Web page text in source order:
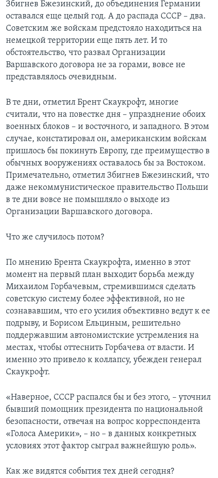
Збигнев Бжезинский, до объединения Германии
оставался еще целый год. А до распада СССР – два.
Советским же войскам предстояло находиться на
немецкой территории еще пять лет. И то
обстоятельство, что развал Организации
Варшавского договора не за горами, вовсе не
представлялось очевидным.
В те дни, отметил Брент Скаукрофт, многие
считали, что на повестке дня – упразднение обоих
военных блоков – и восточного, и западного. В этом
случае, констатировал он, американским войскам
пришлось бы покинуть Европу, где преимущество в
обычных вооружениях оставалось бы за Востоком.
Примечательно, отметил Збигнев Бжезинский, что
даже некоммунистическое правительство Польши
в те дни вовсе не помышляло о выходе из
Организации Варшавского договора.
Что же случилось потом?
По мнению Брента Скаукрофта, именно в этот
момент на первый план выходит борьба между
Михаилом Горбачевым, стремившимся сделать
советскую систему более эффективной, но не
сознававшим, что его усилия объективно ведут к ее
подрыву, и Борисом Ельциным, решительно
поддержавшим автономистские устремления на
местах, чтобы оттеснить Горбачева от власти. И
именно это привело к коллапсу, убежден генерал
Скаукрофт.
«Наверное, СССР распался бы и без этого, – уточнил
бывший помощник президента по национальной
безопасности, отвечая на вопрос корреспондента
«Голоса Америки», – но – в данных конкретных
условиях этот фактор сыграл важнейшую роль».
Как же видятся события тех дней сегодня?